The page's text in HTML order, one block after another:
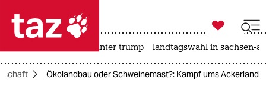
 taz zahl ich
taz zahl ich

taz zahl ich
usa unter trump landtagswahl in sachsen-
Ökolandbau oder Schweinemast?: Kampf ums Ackerland